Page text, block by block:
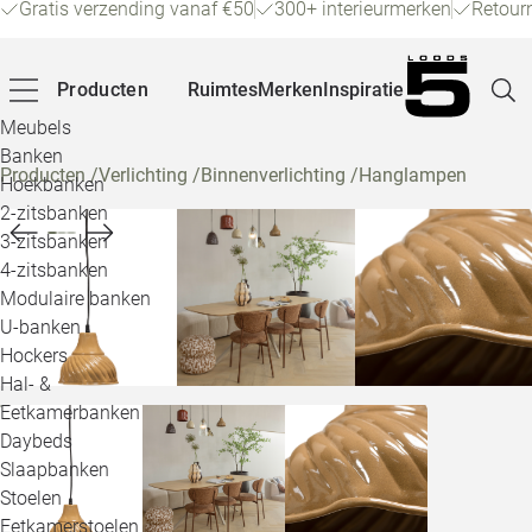
Gratis verzending vanaf €50 300+ interieurmerken
Producten
Meubels
Banken
Hoekbanken
2-zitsbanken
3-zitsbanken
4-zitsbanken
Modulaire banken
U-banken
Hockers
Hal- &
Eetkamerbanken
Daybeds
Slaapbanken
Stoelen
Eetkamerstoelen
RuimtesMerkenInspiratie
Producten/Verlichting /Binnenverlichting /Hanglampen